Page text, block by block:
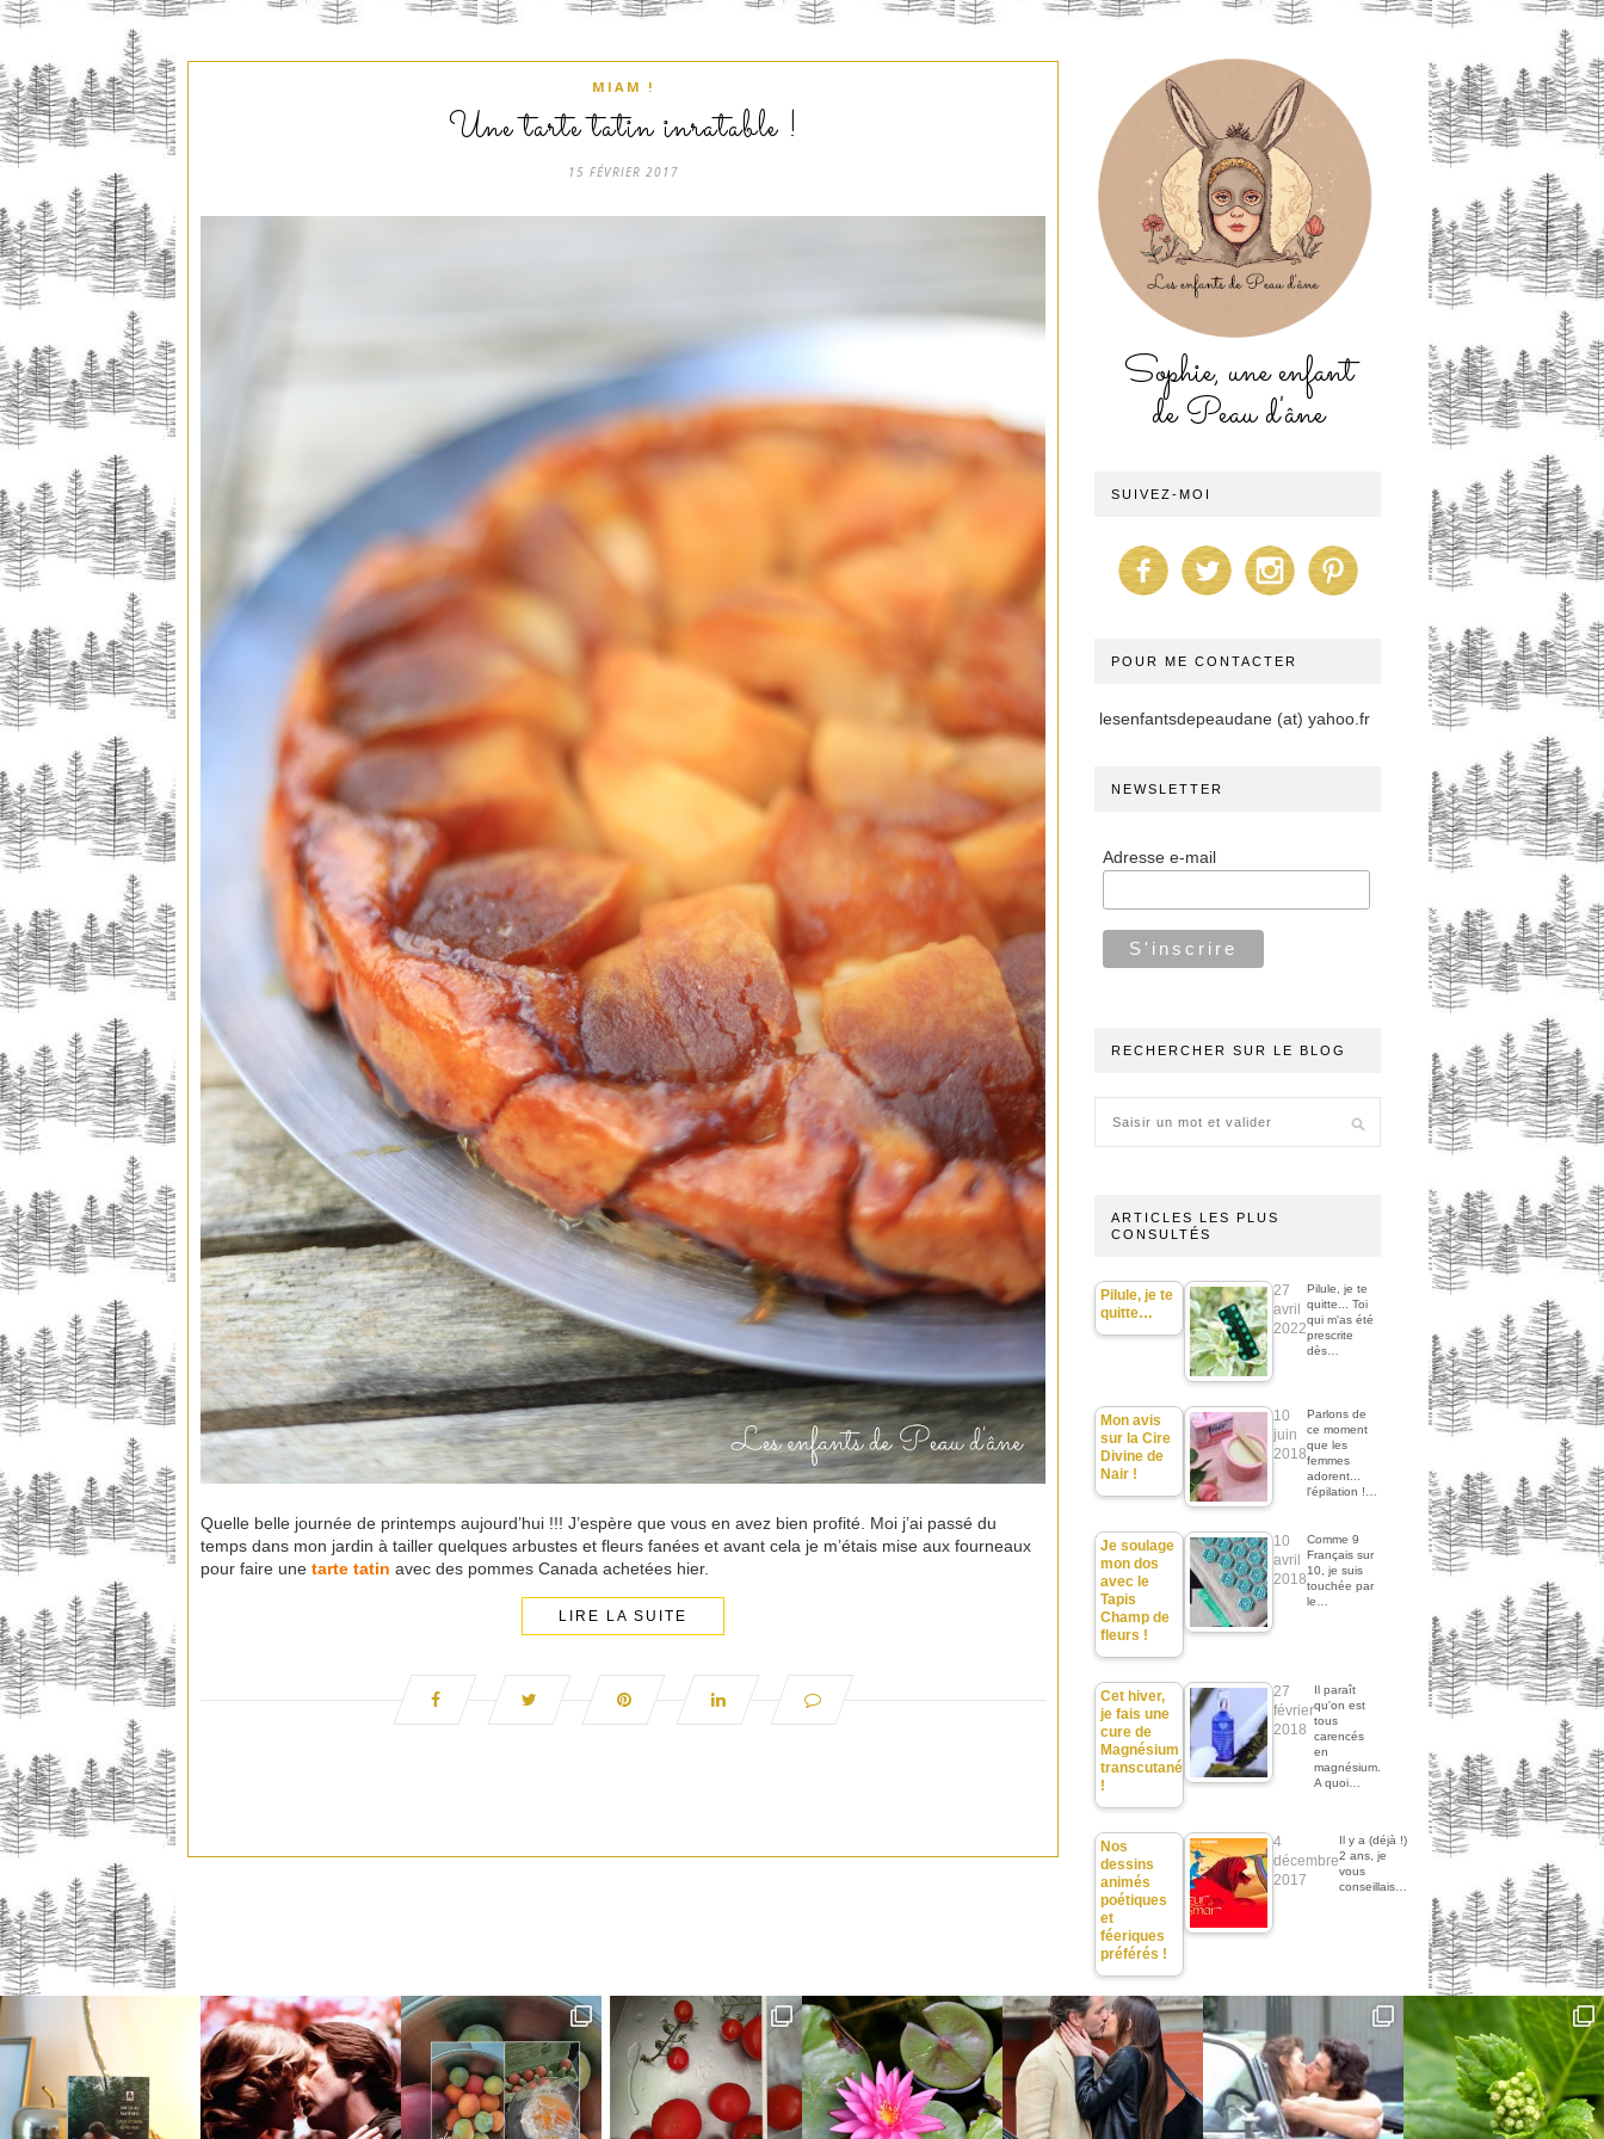
MIAM !
Une tarte tatin inratable !
15 FÉVRIER 2017
Quelle belle journée de printemps aujourd’hui !!! J’espère que vous en avez bien profité. Moi j’ai passé du
temps dans mon jardin à tailler quelques arbustes et fleurs fanées et avant cela je m’étais mise aux fourneaux
pour faire une tarte tatin avec des pommes Canada achetées hier.
LIRE LA SUITE
Sophie, une enfant
de Peau d'âne
SUIVEZ-MOI
POUR ME CONTACTER
lesenfantsdepeaudane (at) yahoo.fr
NEWSLETTER
Adresse e-mail
RECHERCHER SUR LE BLOG
ARTICLES LES PLUS
CONSULTÉS
Pilule, je te
quitte…
27
avril
2022
Pilule, je te
quitte... Toi
qui m'as été
prescrite
dès…
Mon avis
sur la Cire
Divine de
Nair !
10
juin
2018
Parlons de
ce moment
que les
femmes
adorent...
l'épilation !…
Je soulage
mon dos
avec le
Tapis
Champ de
fleurs !
10
avril
2018
Comme 9
Français sur
10, je suis
touchée par
le…
Cet hiver,
je fais une
cure de
Magnésium
transcutané
!
27
février
2018
Il paraît
qu'on est
tous
carencés
en
magnésium.
A quoi…
Nos
dessins
animés
poétiques
et
féeriques
préférés !
4
décembre
2017
Il y a (déjà !)
2 ans, je
vous
conseillais…